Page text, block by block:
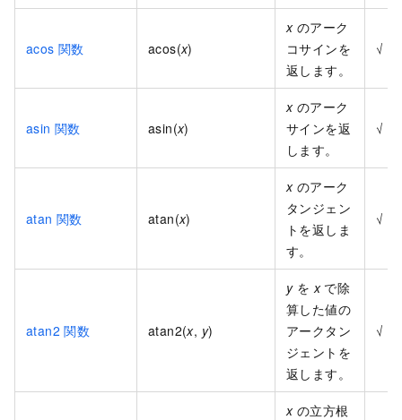
acos 関数 acos(x)
xのアーク
コサインを
返します。
√
asin 関数 asin(x)
xのアーク
サインを返
します。
√
atan 関数 atan(x)
xのアーク
タンジェン
トを返しま
す。
√
atan2 関数 atan2(x, y)
yをxで除
算した値の
アークタン
ジェントを
返します。
√
xの立方根